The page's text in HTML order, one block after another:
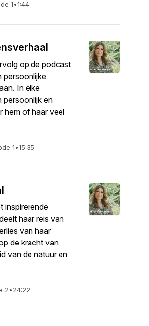
1•1:44
op de podcast
persoonlijke
In elke
persoonlijk en
hem of haar veel
1•15:35
inspirerende
haar reis van
van haar
de kracht van
van de natuur en
2•24:22